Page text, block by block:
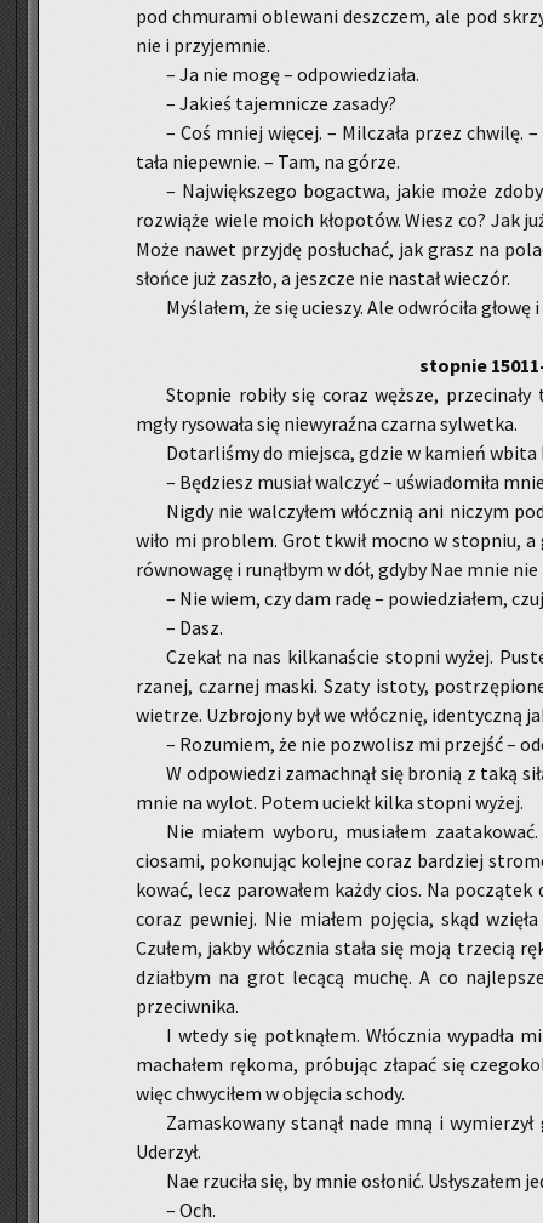
pod chmu­ra­mi ob­le­wa­ni desz­czem, ale pod
nie i przy­jem­nie.
– Ja nie mogę – od­po­wie­dzia­ła.
– Ja­kieś ta­jem­ni­cze za­sa­dy?
– Coś mniej wię­cej. – Mil­cza­ła przez chwi­lę.
ta­ła nie­pew­nie. – Tam, na górze.
– Naj­więk­sze­go bo­gac­twa, jakie może
roz­wią­że wiele moich kło­po­tów. Wiesz co? Jak
Może nawet przyj­dę po­słu­chać, jak grasz na
słoń­ce już za­szło, a jesz­cze nie na­stał wie­czór.
My­śla­łem, że się ucie­szy. Ale od­wró­ci­ła
stop­nie
Stop­nie ro­bi­ły się coraz węż­sze,
mgły ry­so­wa­ła się nie­wy­raź­na czar­na syl­wet­ka.
Do­tar­li­śmy do miej­sca, gdzie w ka­mień wbita
– Bę­dziesz mu­siał wal­czyć – uświa­do­mi­ła
Nigdy nie wal­czy­łem włócz­nią ani ni­czym
wi­ło mi pro­blem. Grot tkwił mocno w stop­niu, a
rów­no­wa­gę i ru­nął­bym w dół, gdyby Nae mnie nie
– Nie wiem, czy dam radę – po­wie­dzia­łem,
– Dasz.
Cze­kał na nas kil­ka­na­ście stop­ni wyżej.
rza­nej, czar­nej maski. Szaty isto­ty,
wie­trze. Uzbro­jo­ny był we włócz­nię, iden­tycz­ną
– Ro­zu­miem, że nie po­zwo­lisz mi przejść –
W od­po­wie­dzi za­mach­nął się bro­nią z taką
mnie na wylot. Potem uciekł kilka stop­ni wyżej.
Nie mia­łem wy­bo­ru, mu­sia­łem
cio­sa­mi, po­ko­nu­jąc ko­lej­ne coraz bar­dziej
ko­wać, lecz pa­ro­wa­łem każdy cios. Na
coraz pew­niej. Nie mia­łem po­ję­cia, skąd
Czu­łem, jakby włócz­nia stała się moją trze­cią
dział­bym na grot le­cą­cą muchę. A co
prze­ciw­ni­ka.
I wtedy się po­tkną­łem. Włócz­nia wy­pa­dła
ma­cha­łem rę­ko­ma, pró­bu­jąc zła­pać się
więc chwy­ci­łem w ob­ję­cia scho­dy.
Za­ma­sko­wa­ny sta­nął nade mną i
Ude­rzył.
Nae rzu­ci­ła się, by mnie osło­nić. Usły­sza­łem
– Och.